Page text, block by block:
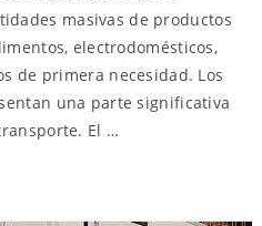
masivas de productos
electrodomésticos,
de primera necesidad. Los
una parte significativa
El …